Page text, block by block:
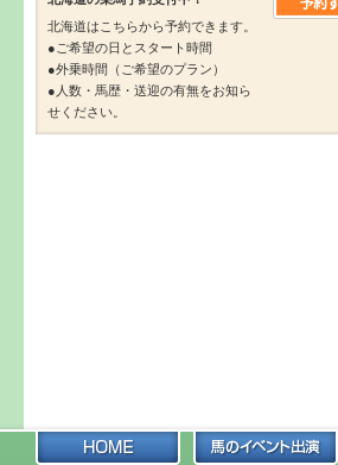
北海道はこちらから予約できます。
●ご希望の日とスタート時間
●外乗時間（ご希望のプラン）
●人数・馬歴・送迎の有無をお知ら
せください。